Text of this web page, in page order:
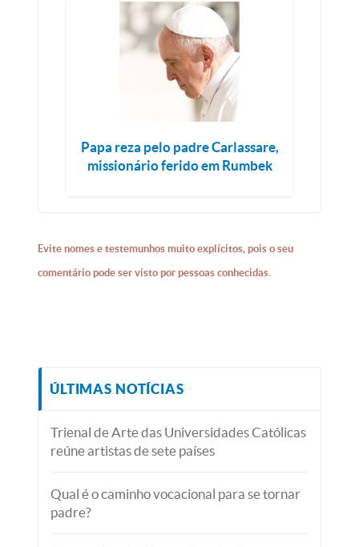
Papa reza pelo padre Carlassare,
missionário ferido em Rumbek
Evite nomes e testemunhos muito explícitos, pois o seu
comentário pode ser visto por pessoas conhecidas.
ÚLTIMAS NOTÍCIAS
Trienal de Arte das Universidades Católicas
reúne artistas de sete países
Qual é o caminho vocacional para se tornar
padre?